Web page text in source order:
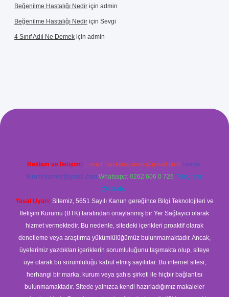
Beğenilme Hastalığı Nedir için admin
Beğenilme Hastalığı Nedir için Sevgi
4 Sınıf Adıl Ne Demek için admin
ilbet giriş
Reklam ve İletişim: E-mail: backlinkpaneli@gmail.com Teams:
forumhizmeti@gmail.com Whatsapp: 0262 606 0 726 Telegram:
@karabul
Yasal Uyarı: Sitemiz, 5651 Sayılı Kanun gereğince Bilgi Teknolojileri ve
İletişim Kurumu (BTK) tarafından onaylanmış bir Yer Sağlayıcı olarak
hizmet vermektedir. Bu nedenle, sitedeki içerikleri proaktif olarak
denetleme veya araştırma yükümlülüğümüz bulunmamaktadır. Ancak,
üyelerimiz yazdıkları içeriklerin sorumluluğunu taşımakta olup, siteye
üye olarak bu sorumluluğu kabul etmiş sayılırlar. Bu internet sitesi,
herhangi bir marka, kurum veya şahıs şirketi ile hiçbir bağlantısı
bulunmamaktadır. Sitede yalnızca kendi hazırladığımız makaleler